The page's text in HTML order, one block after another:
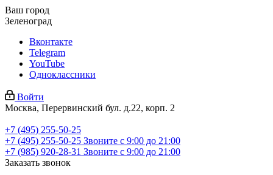
Ваш город
Зеленоград
Вконтакте
Telegram
YouTube
Одноклассники
Войти
Москва, Перервинский бул. д.22, корп. 2
+7 (495) 255-50-25
+7 (495) 255-50-25 Звоните с 9:00 до 21:00
+7 (985) 920-28-31 Звоните с 9:00 до 21:00
Заказать звонок